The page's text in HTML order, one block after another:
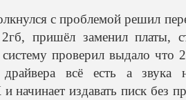
с проблемой решил
пришёл заменил платы,
проверил выдало что
драйвера всё есть а
начинает издавать писк без